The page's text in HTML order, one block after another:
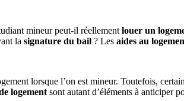
mineur peut-il réellement louer un
la signature du bail ? Les aides au
lorsque l’on est mineur. Toutefois,
logement sont autant d’éléments à anticiper